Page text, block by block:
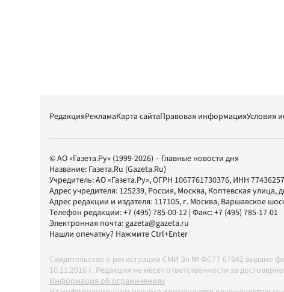
РедакцияРекламаКарта сайтаПравовая информацияУсловия
© АО «Газета.Ру» (1999-2026) – Главные новости дня
Название: Газета.Ru (Gazeta.Ru)
Учредитель:АО «Газета.Ру», ОГРН 1067761730376, ИНН
Адрес учредителя: 125239, Россия, Москва, Коптевская улица,
Адрес редакции и издателя: 117105, г. Москва, Варшавское
Телефон редакции:+7 (495) 785-00-12 | Факс:+7 (495) 785-17-01
Электронная почта:gazeta@gazeta.ru
Нашли опечатку? Нажмите Ctrl+Enter
Свидетельство о регистрации СМИ Эл № ФС77-67642 выдано
10.11.2016 г. Редакция не несет ответственности за
Информация об ограничениях